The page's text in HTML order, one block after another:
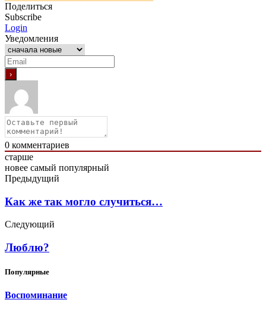
Поделиться
Subscribe
Login
Уведомления
0 комментариев
старше
новее самый популярный
Предыдущий
Как же так могло случиться…
Следующий
Люблю?
Популярные
Воспоминание